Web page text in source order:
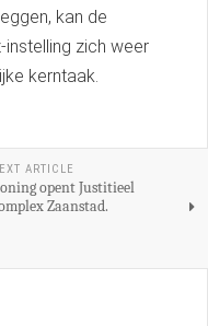
kan de
zich weer
kerntaak.
ARTICLE
opent Justitieel
Zaanstad.